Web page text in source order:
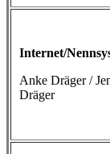
Internet/
Anke Dräger /
Dräger